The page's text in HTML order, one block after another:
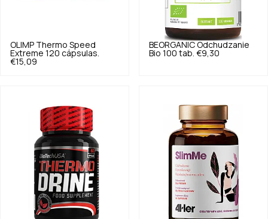
OLIMP Thermo Speed
Extreme 120 cápsulas.
€15,09
BEORGANIC Odchudzanie
Bio 100 tab. €9,30